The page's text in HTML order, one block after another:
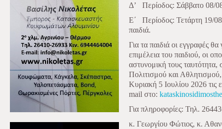
Δ’
Περίοδος: Σάββατο 08/
Ε΄
Περίοδος: Τετάρτη 19/
παιδιά.
Για τα παιδιά οι εγγραφές θα
επιμέλεια του παιδιού, οι
αστυνομική τους
Πολιτισμού και
Κυριακή 5 Ιουλίου 2026
mail στο:
Για πληροφορίες: Τηλ.
κ. Γεωργίου Φώτιος, κ.